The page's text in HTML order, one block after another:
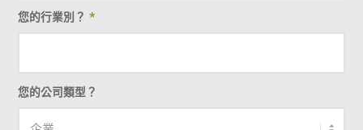
您的行業別？*
您的公司類型？